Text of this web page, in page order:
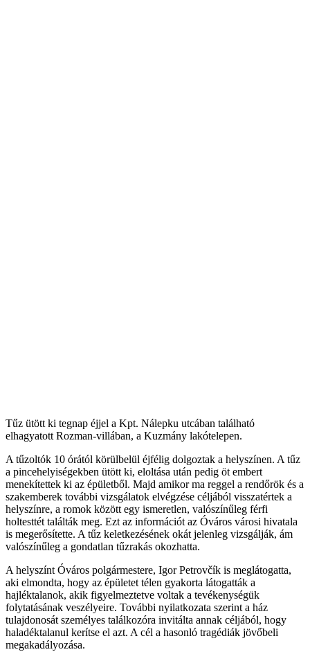
Tűz ütött ki tegnap éjjel a Kpt. Nálepku utcában található
elhagyatott Rozman-villában, a Kuzmány lakótelepen.
A tűzoltók 10 órától körülbelül éjfélig dolgoztak a helyszínen. A tűz
a pincehelyiségekben ütött ki, eloltása után pedig öt embert
menekítettek ki az épületből. Majd amikor ma reggel a rendőrök és a
szakemberek további vizsgálatok elvégzése céljából visszatértek a
helyszínre, a romok között egy ismeretlen, valószínűleg férfi
holtesttét találták meg. Ezt az információt az Óváros városi hivatala
is megerősítette. A tűz keletkezésének okát jelenleg vizsgálják, ám
valószínűleg a gondatlan tűzrakás okozhatta.
A helyszínt Óváros polgármestere, Igor Petrovčík is meglátogatta,
aki elmondta, hogy az épületet télen gyakorta látogatták a
hajléktalanok, akik figyelmeztetve voltak a tevékenységük
folytatásának veszélyeire. További nyilatkozata szerint a ház
tulajdonosát személyes találkozóra invitálta annak céljából, hogy
haladéktalanul kerítse el azt. A cél a hasonló tragédiák jövőbeli
megakadályozása.